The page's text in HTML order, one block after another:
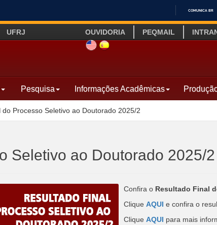
IR
O
COMUNICA BR
UFRJ OUVIDORIA PEQMAIL
SITE INGLÊS
LINK SITE ESPANHOL
Pesquisa Informações Acadêmicas
do Processo Seletivo ao Doutorado 2025/2
Seletivo ao Doutorado 2025/2
Confira o Resultado Final
Clique AQUI e confira o
Clique AQUI para mais